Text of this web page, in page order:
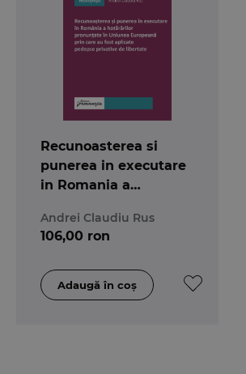
Recunoasterea si
punerea in executare
in Romania a
in U.E prin care au
fost aplicate pedepse
Andrei Claudiu Rus
106,00 ron